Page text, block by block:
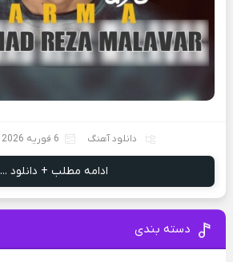
دانلود آهنگ 6 فوریه 2026
ادامه مطلب + دانلود ...
دسته بندی